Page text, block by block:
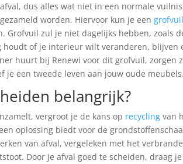
dus alles wat niet in een normale
worden. Hiervoor kun je een
Grofvuil zul je niet dagelijks hebben, zoals
of je interieur wilt veranderen, blijven
huurt bij Renewi voor dit grofvuil, zorgen
je een tweede leven aan jouw oude meubels.
belangrijk?
vergroot je de kans op recycling van
oplossing biedt voor de
van afval, vergeleken met het
Door je afval goed te scheiden, draag